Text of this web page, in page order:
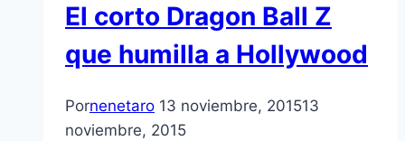
El corto Dragon Ball Z
que humilla a Hollywood
Pornenetaro 13 noviembre, 201513
noviembre, 2015